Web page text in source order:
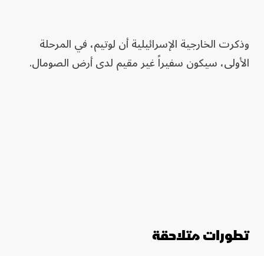
وذكرت الخارجية الإسرائيلية أن لوتيم، في المرحلة
الأولى، سيكون سفيراً غير مقيم لدى أرض الصومال.
تطورات متلاحقة